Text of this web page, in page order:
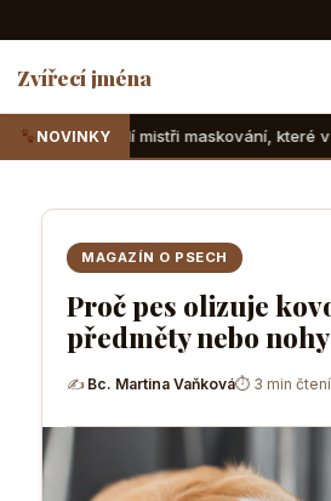
Zvířecí jména
NOVINKYkteré v teráriu sotva najdete
MAGAZÍN O PSECH
Proč pes olizuje
předměty nebo
✍ Bc. Martina Vaňková⏱ 3 min čtení